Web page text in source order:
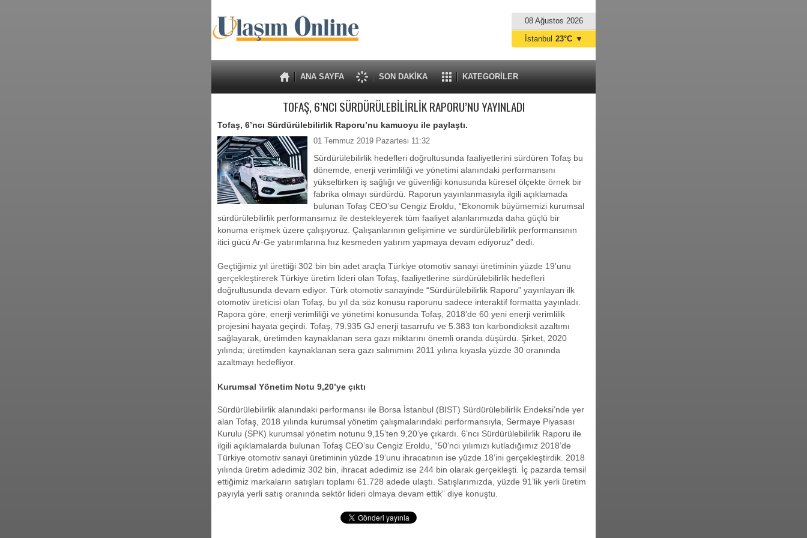
08 Ağustos 2026
ANA SAYFA SON DAKİKA KATEGORİLER
İstanbul 23°C ▼
TOFAŞ, 6’NCI SÜRDÜRÜLEBİLİRLİK RAPORU’NU YAYINLADI
Tofaş, 6’ncı Sürdürülebilirlik Raporu’nu kamuoyu ile paylaştı.
01 Temmuz 2019 Pazartesi 11:32
Sürdürülebilirlik hedefleri doğrultusunda faaliyetlerini sürdüren Tofaş bu
dönemde, enerji verimliliği ve yönetimi alanındaki performansını
yükseltirken iş sağlığı ve güvenliği konusunda küresel ölçekte örnek bir
fabrika olmayı sürdürdü. Raporun yayınlanmasıyla ilgili açıklamada
bulunan Tofaş CEO’su Cengiz Eroldu, “Ekonomik büyümemizi kurumsal
sürdürülebilirlik performansımız ile destekleyerek tüm faaliyet alanlarımızda daha güçlü bir
konuma erişmek üzere çalışıyoruz. Çalışanlarının gelişimine ve sürdürülebilirlik performansının
itici gücü Ar-Ge yatırımlarına hız kesmeden yatırım yapmaya devam ediyoruz” dedi.
Geçtiğimiz yıl ürettiği 302 bin bin adet araçla Türkiye otomotiv sanayi üretiminin yüzde 19’unu
gerçekleştirerek Türkiye üretim lideri olan Tofaş, faaliyetlerine sürdürülebilirlik hedefleri
doğrultusunda devam ediyor. Türk otomotiv sanayinde “Sürdürülebilirlik Raporu” yayınlayan ilk
otomotiv üreticisi olan Tofaş, bu yıl da söz konusu raporunu sadece interaktif formatta yayınladı.
Rapora göre, enerji verimliliği ve yönetimi konusunda Tofaş, 2018’de 60 yeni enerji verimlilik
projesini hayata geçirdi. Tofaş, 79.935 GJ enerji tasarrufu ve 5.383 ton karbondioksit azaltımı
sağlayarak, üretimden kaynaklanan sera gazı miktarını önemli oranda düşürdü. Şirket, 2020
yılında; üretimden kaynaklanan sera gazı salınımını 2011 yılına kıyasla yüzde 30 oranında
azaltmayı hedefliyor.
Kurumsal Yönetim Notu 9,20’ye çıktı
Sürdürülebilirlik alanındaki performansı ile Borsa İstanbul (BIST) Sürdürülebilirlik Endeksi’nde yer
alan Tofaş, 2018 yılında kurumsal yönetim çalışmalarındaki performansıyla, Sermaye Piyasası
Kurulu (SPK) kurumsal yönetim notunu 9,15’ten 9,20’ye çıkardı. 6’ncı Sürdürülebilirlik Raporu ile
ilgili açıklamalarda bulunan Tofaş CEO’su Cengiz Eroldu, “50’nci yılımızı kutladığımız 2018’de
Türkiye otomotiv sanayi üretiminin yüzde 19’unu ihracatının ise yüzde 18’ini gerçekleştirdik. 2018
yılında üretim adedimiz 302 bin, ihracat adedimiz ise 244 bin olarak gerçekleşti. İç pazarda temsil
ettiğimiz markaların satışları toplamı 61.728 adede ulaştı. Satışlarımızda, yüzde 91’lik yerli üretim
payıyla yerli satış oranında sektör lideri olmaya devam ettik” diye konuştu.